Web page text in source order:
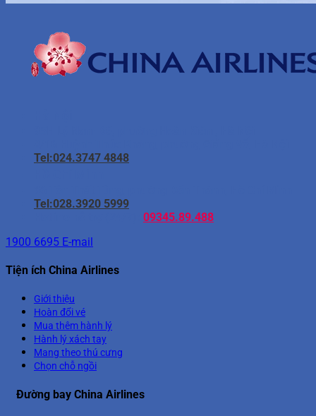
Tel:024.3747 4848
Tel:028.3920 5999
09345.89.488
1900 6695 E-mail
Tiện ích China Airlines
Giới thiệu
Hoàn đổi vé
Mua thêm hành lý
Hành lý xách tay
Mang theo thú cưng
Chọn chỗ ngồi
Đường bay China Airlines